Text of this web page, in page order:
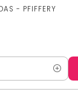
- PFIFFERY